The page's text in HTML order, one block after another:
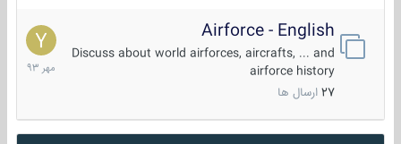
Airforce - English
Discuss about world airforces, aircrafts, ... and
airforce history
27 ارسال ها
15
مهر
1393